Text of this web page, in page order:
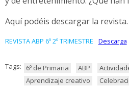
Aquí podéis descargar la revista.
REVISTA ABP 6º 2º TRIMESTRE Descarga
Tags: 6º de Primaria ABP
Aprendizaje creativo